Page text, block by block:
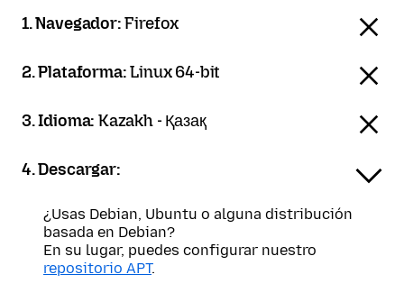
1. Navegador:Firefox
2. Plataforma:Linux 64-bit
3. Idioma:Kazakh - Қазақ
4. Descargar:
¿Usas Debian, Ubuntu o alguna distribución
basada en Debian?
En su lugar, puedes configurar nuestro
repositorio APT.